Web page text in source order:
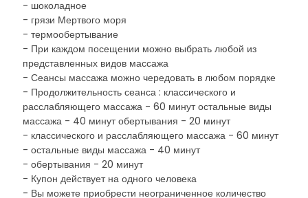
- шоколадное
- грязи Мертвого моря
- термообертывание
- При каждом посещении можно выбрать любой из
представленных видов массажа
- Сеансы массажа можно чередовать в любом порядке
- Продолжительность сеанса : классического и
расслабляющего массажа - 60 минут остальные виды
массажа - 40 минут обертывания - 20 минут
- классического и расслабляющего массажа - 60 минут
- остальные виды массажа - 40 минут
- обертывания - 20 минут
- Купон действует на одного человека
- Вы можете приобрести неограниченное количество